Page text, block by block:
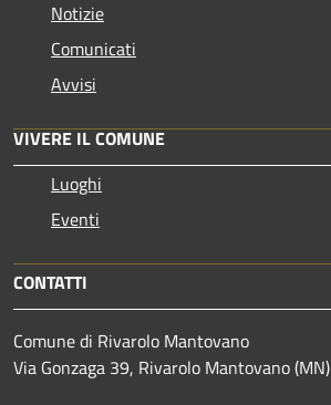
Notizie
Comunicati
Avvisi
VIVERE IL COMUNE
Luoghi
Eventi
CONTATTI
Comune di Rivarolo Mantovano
Via Gonzaga 39, Rivarolo Mantovano (MN)